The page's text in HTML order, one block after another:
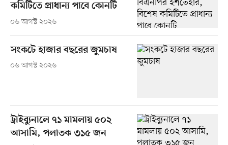
কমিটিতে প্রাধান্য পাবে কোনটি
০৬ আগস্ট ২০২৬
সংকটে হাজার বছরের জুমচাষ
০৬ আগস্ট ২০২৬
ট্রাইব্যুনালে ৭১ মামলায় ৫০২
আসামি, পলাতক ৩১৫ জন